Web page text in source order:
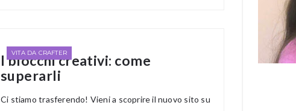
I blocchi creativi: come
superarli
Ci stiamo trasferendo! Vieni a scoprire il nuovo sito su
VITA DA CRAFTER